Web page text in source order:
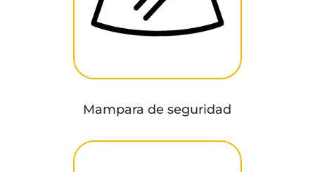
Mampara de seguridad